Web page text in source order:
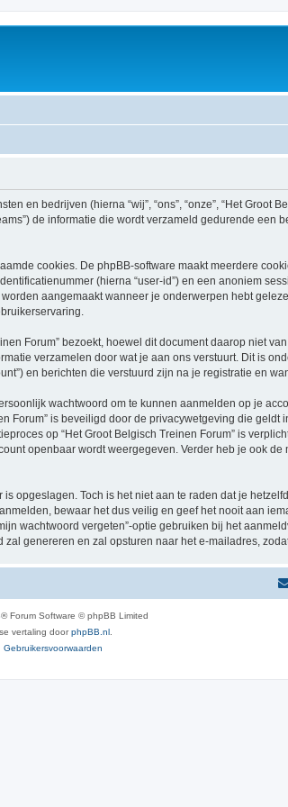
en bedrijven (hierna “wij”, “ons”, “onze”, “Het Groot
de informatie die wordt verzameld gedurende
cookies. De phpBB-software maakt meerdere
(hierna “user-id”) en een anoniem
aangemaakt wanneer je onderwerpen hebt
Forum” bezoekt, hoewel dit document daarop niet
verzamelen door wat je aan ons verstuurt. Dit is
en berichten die verstuurd zijn na je registratie en
wachtwoord om te kunnen aanmelden op je
Forum” is beveiligd door de privacywetgeving die geldt
op “Het Groot Belgisch Treinen Forum” is
openbaar wordt weergegeven. Verder heb je ook
opgeslagen. Toch is het niet aan te raden dat je
bewaar het dus veilig en geef het nooit aan
wachtwoord vergeten”-optie gebruiken bij het
genereren en zal opsturen naar het e-mailadres,
® Forum Software © phpBB Limited
vertaling doorphpBB.nl
Gebruikersvoorwaarden